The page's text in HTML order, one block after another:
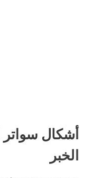
أشكال سواتر
الخبر